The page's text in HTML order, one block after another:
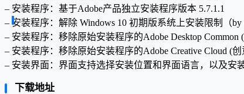
– 安装程序：基于Adob​​e产品独立安装程序版本 5.7.1.1
– 安装程序：解除 Windows 10 初期版系统上安装限制（by
– 安装程序：移除原始安装程序的Adobe Desktop Common
– 安装程序：移除原始安装程序的Adobe Creative Cloud (
– 安装界面：界面支持选择安装位置和界面语言，以及安
下载地址